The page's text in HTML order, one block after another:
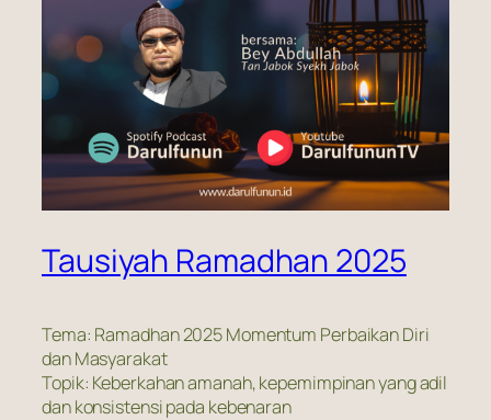
Tausiyah Ramadhan 2025
Tema: Ramadhan 2025 Momentum Perbaikan Diri
dan Masyarakat
Topik: Keberkahan amanah, kepemimpinan yang adil
dan konsistensi pada kebenaran